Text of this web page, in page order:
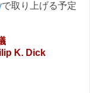
で取り上げる予定
K. Dick